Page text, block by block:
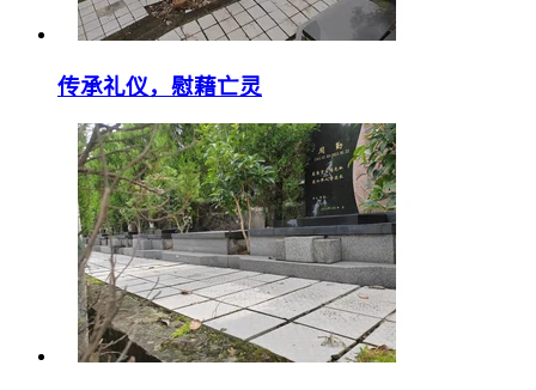
传承礼仪，慰藉亡灵